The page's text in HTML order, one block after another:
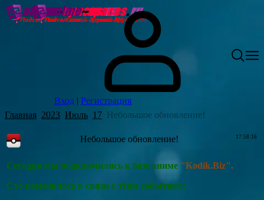
Вход | Регистрация
Главная 2023 Июль 17 Небольшое обновление!
17:58:16
Небольшое обновление!
Сегодня мы подключились к базе аниме "Kodik.Biz".
Сто поменялось в связи с этим событием: